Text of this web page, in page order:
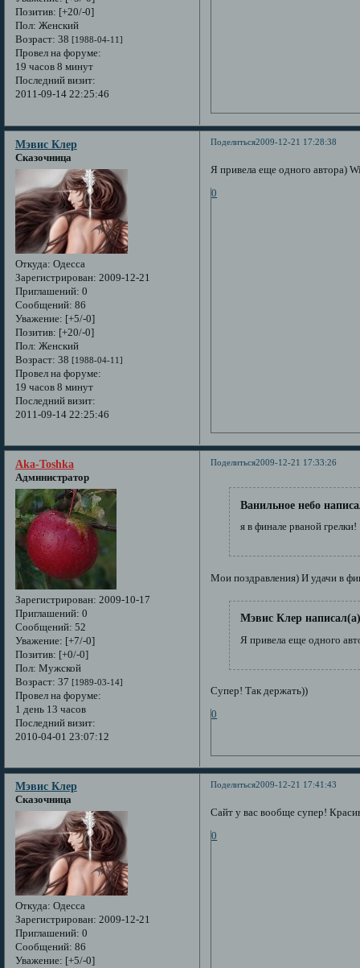
Позитив: [+20/-0]
Пол: Женский
Возраст: 38 [1988-04-11]
Провел на форуме:
19 часов 8 минут
Последний визит:
2011-09-14 22:25:46
Поделиться2009-12-21 17:28:38
Мэвис Клер
Сказочница
Откуда: Одесса
Зарегистрирован: 2009-12-21
Приглашений: 0
Сообщений: 86
Уважение: [+5/-0]
Позитив: [+20/-0]
Пол: Женский
Возраст: 38 [1988-04-11]
Провел на форуме:
19 часов 8 минут
Последний визит:
2011-09-14 22:25:46
Я привела еще одного автора)
0
Поделиться2009-12-21 17:33:26
Aka-Toshka
Администратор
Зарегистрирован: 2009-10-17
Приглашений: 0
Сообщений: 52
Уважение: [+7/-0]
Позитив: [+0/-0]
Пол: Мужской
Возраст: 37 [1989-03-14]
Провел на форуме:
1 день 13 часов
Последний визит:
2010-04-01 23:07:12
Ванильное небо
я в финале рваной грелки!
Мои поздравления) И удачи в
Мэвис Клер
Я привела еще одного
Супер! Так держать))
0
Поделиться2009-12-21 17:41:43
Мэвис Клер
Сказочница
Откуда: Одесса
Зарегистрирован: 2009-12-21
Приглашений: 0
Сообщений: 86
Уважение: [+5/-0]
Сайт у вас вообще супер!
0